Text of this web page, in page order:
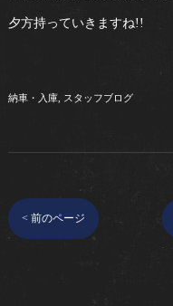
夕方持っていきますね!!
納車・入庫 スタッフブログ
< 前のページ